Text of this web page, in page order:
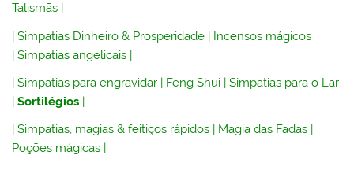
Talismãs |
|Simpatias Dinheiro & Prosperidade | Incensos mágicos
|Simpatias angelicais |
|Simpatias para engravidar | Feng Shui |Simpatias para o Lar
|Sortilégios |
|Simpatias, magias & feitiços rápidos Magia das Fadas
Poções mágicas